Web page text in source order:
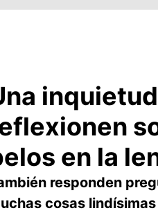
en la
responden
cosas